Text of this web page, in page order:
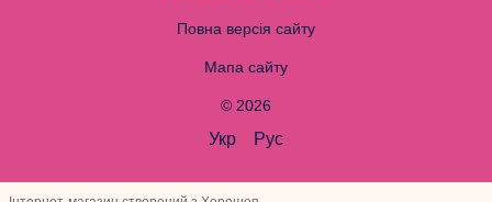
Повна версія сайту
Мапа сайту
© 2026
Укр Рус